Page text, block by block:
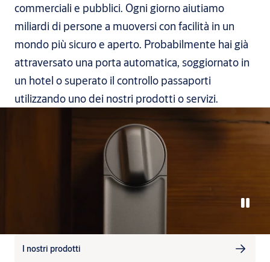
commerciali e pubblici. Ogni giorno aiutiamo
miliardi di persone a muoversi con facilità in un
mondo più sicuro e aperto. Probabilmente hai già
attraversato una porta automatica, soggiornato in
un hotel o superato il controllo passaporti
utilizzando uno dei nostri prodotti o servizi.
I nostri prodotti